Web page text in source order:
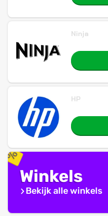
Ninja
HP
Winkels
Bekijk alle winkels